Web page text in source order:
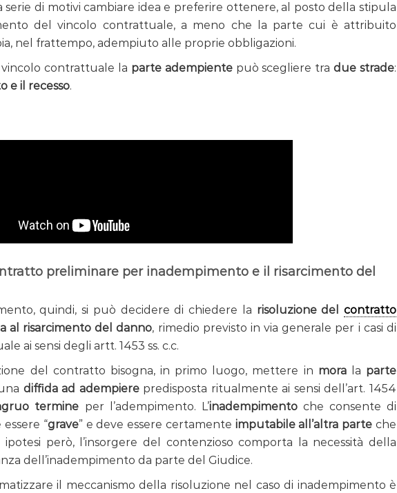
di motivi cambiare idea e preferire ottenere, al posto della stipula
del vincolo contrattuale, a meno che la parte cui è attribuito
nel frattempo, adempiuto alle proprie obbligazioni.
vincolo contrattuale la parte adempientepuò scegliere tradue strade:
e il recesso.
preliminare per inadempimento e il risarcimento del
quindi, si può decidere di chiedere la risoluzione del contratto
al risarcimento del danno, rimedio previsto in via generale per i casi di
ai sensi degli artt. 1453 ss. c.c.
del contratto bisogna, in primo luogo, mettere in morala parte
diffida ad adempierepredisposta ritualmente ai sensi dell’art. 1454
termine per l’adempimento. L’inadempimentoche consente di
“grave” e deve essere certamente imputabile all’altra parte che
però, l’insorgere del contenzioso comporta la necessità della
dell’inadempimento da parte del Giudice.
il meccanismo della risoluzione nel caso di inadempimento è